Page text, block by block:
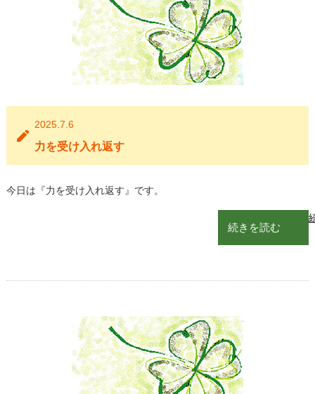
2025.7.6
力を受け入れ返す
今日は『力を受け入れ返す』です。